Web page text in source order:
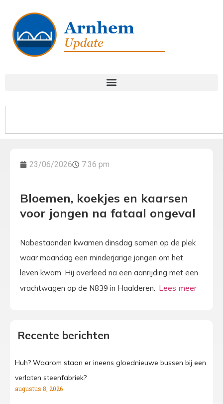
23/06/2026 7:36 pm
Bloemen, koekjes en kaarsen
voor jongen na fataal ongeval
Nabestaanden kwamen dinsdag samen op de plek
waar maandag een minderjarige jongen om het
leven kwam. Hij overleed na een aanrijding met een
vrachtwagen op de N839 in Haalderen.
Recente berichten
Huh? Waarom staan er ineens gloednieuwe bussen bij een
verlaten steenfabriek?
augustus 8, 2026